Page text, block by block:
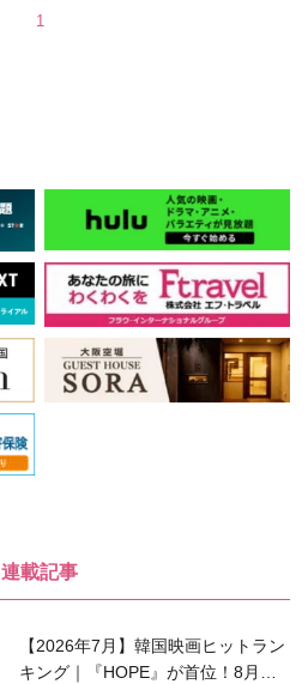
1
連載記事
【2026年7月】韓国映画ヒットラン
キング｜『HOPE』が首位！8月公